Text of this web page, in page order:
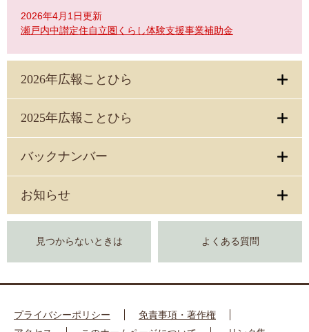
2026年4月1日更新
瀬戸内中讃定住自立圏くらし体験支援事業補助金
2026年広報ことひら
2025年広報ことひら
バックナンバー
お知らせ
見つからないときは よくある質問
プライバシーポリシー
免責事項・著作権